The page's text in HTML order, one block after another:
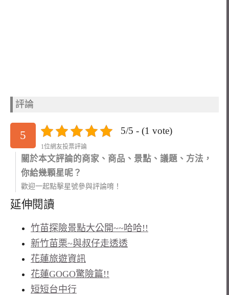
評論
5 5/5 - (1 vote)
1位網友投票評論
關於本文評論的商家、商品、景點、議題、方法，
你給幾顆星呢？
歡迎一起點擊星號參與評論唷！
延伸閱讀
竹苗探險景點大公開~~哈哈!!
新竹苗栗~與叔仔走透透
花蓮旅遊資訊
花蓮GOGO驚險篇!!
短短台中行